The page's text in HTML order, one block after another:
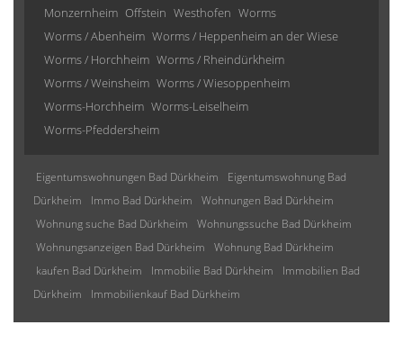
Monzernheim Offstein Westhofen Worms
Worms / Abenheim Worms / Heppenheim an der Wiese
Worms / Horchheim Worms / Rheindürkheim
Worms / Weinsheim Worms / Wiesoppenheim
Worms-Horchheim Worms-Leiselheim
Worms-Pfeddersheim
Eigentumswohnungen Bad Dürkheim
Eigentumswohnung Bad
Dürkheim
Immo Bad Dürkheim
Wohnungen Bad Dürkheim
Wohnung suche Bad Dürkheim
Wohnungssuche Bad Dürkheim
Wohnungsanzeigen Bad Dürkheim
Wohnung Bad Dürkheim
kaufen Bad Dürkheim
Immobilie Bad Dürkheim
Immobilien Bad
Dürkheim
Immobilienkauf Bad Dürkheim